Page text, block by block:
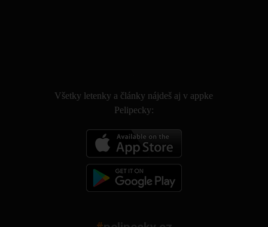
Všetky letenky a články nájdeš aj v appke
Pelipecky: